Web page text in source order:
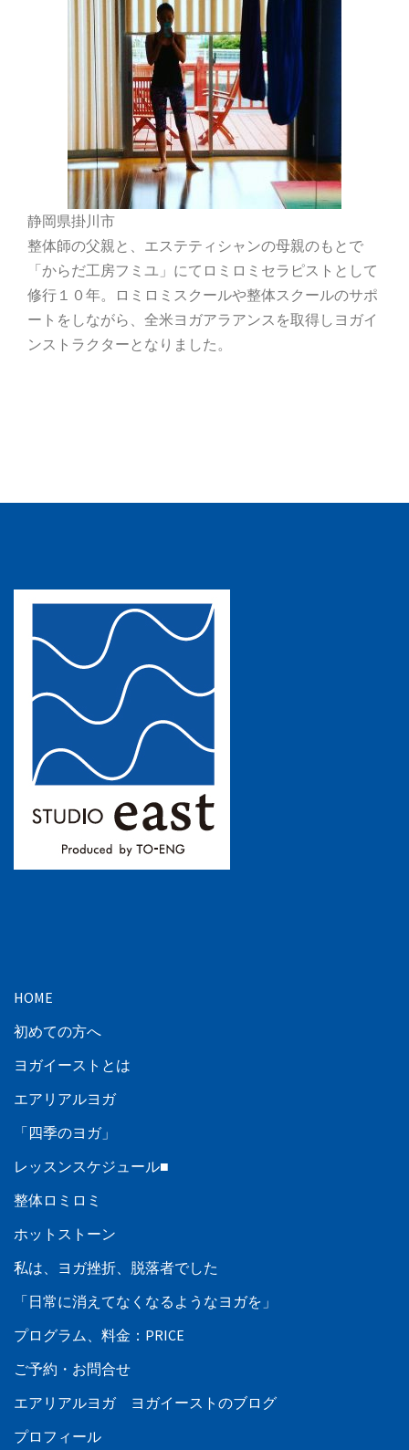
静岡県掛川市
整体師の父親と、エステティシャンの母親のもとで
「からだ工房フミユ」にてロミロミセラピストとして
修行１０年。ロミロミスクールや整体スクールのサポ
ートをしながら、全米ヨガアラアンスを取得しヨガイ
ンストラクターとなりました。
HOME
初めての方へ
ヨガイーストとは
エアリアルヨガ
「四季のヨガ」
レッスンスケジュール■
整体ロミロミ
ホットストーン
私は、ヨガ挫折、脱落者でした
「日常に消えてなくなるようなヨガを」
プログラム、料金：PRICE
ご予約・お問合せ
エアリアルヨガ ヨガイーストのブログ
プロフィール